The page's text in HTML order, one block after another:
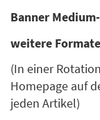
Banner
weitere
(In einer
Homepage auf
jeden Artikel)